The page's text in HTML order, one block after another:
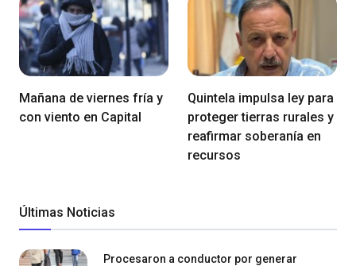
Mañana de viernes fría y
con viento en Capital
Quintela impulsa ley para
proteger tierras rurales y
reafirmar soberanía en
recursos
Últimas Noticias
Procesaron a conductor por generar